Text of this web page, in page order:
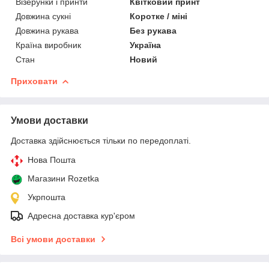
Довжина сукні
Коротке / міні
Довжина рукава
Без рукава
Країна виробник
Україна
Стан
Новий
Приховати
Умови доставки
Доставка здійснюється тільки по передоплаті.
Нова Пошта
Магазини Rozetka
Укрпошта
Адресна доставка кур'єром
Всі умови доставки